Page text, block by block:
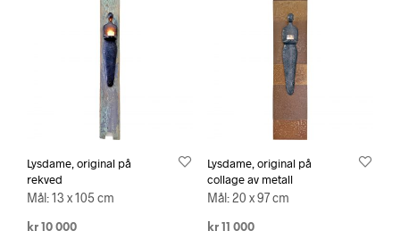
Lysdame, original på
rekved
Mål: 13 x 105 cm
kr 10 000
Lysdame, original på
collage av metall
Mål: 20 x 97 cm
kr11 000